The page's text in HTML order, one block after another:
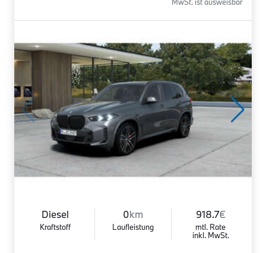
MwSt. ist ausweisbar
Diesel
Kraftstoff
0km
Laufleistung
918.7€
mtl. Rate
inkl. MwSt.